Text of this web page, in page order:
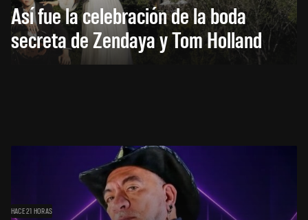
Así fue la celebración de la boda
secreta de Zendaya y Tom Holland
HACE 21 HORAS